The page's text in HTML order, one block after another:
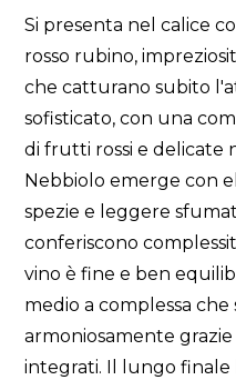
Si presenta nel calice
rosso rubino,
che catturano subito
sofisticato, con una
di frutti rossi e delicate
Nebbiolo emerge con
spezie e leggere
conferiscono
vino è fine e ben
medio a complessa che
armoniosamente
integrati. Il lungo finale